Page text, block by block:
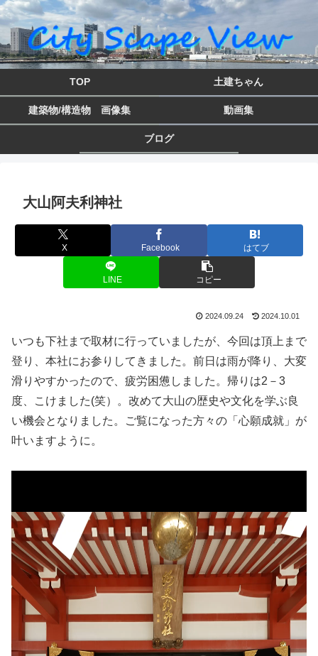
TOP 土建ちゃん
建築物/構造物 画像集 動画集
ブログ
大山阿夫利神社
X Facebook はてブ
LINE コピー
2024.09.24 2024.10.01
いつも下社まで取材に行っていましたが、今回は頂上まで
登り、本社にお参りしてきました。前日は雨が降り、大変
滑りやすかったので、疲労困憊しました。帰りは2－3
度、こけました(笑）。改めて大山の歴史や文化を学ぶ良
い機会となりました。ご覧になった方々の「心願成就」が
叶いますように。